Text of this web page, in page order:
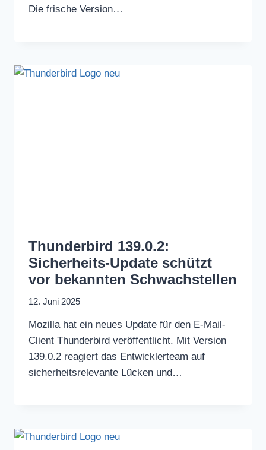
Die frische Version…
Thunderbird 139.0.2:
Sicherheits-Update schützt
vor bekannten Schwachstellen
12. Juni 2025
Mozilla hat ein neues Update für den E-Mail-
Client Thunderbird veröffentlicht. Mit Version
139.0.2 reagiert das Entwicklerteam auf
sicherheitsrelevante Lücken und…